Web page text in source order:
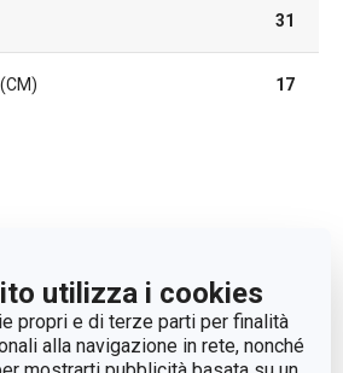
utilizza i cookies
propri e di terze parti per finalità
alla navigazione in rete, nonché
31
17
AZZA
plastica, acciaio